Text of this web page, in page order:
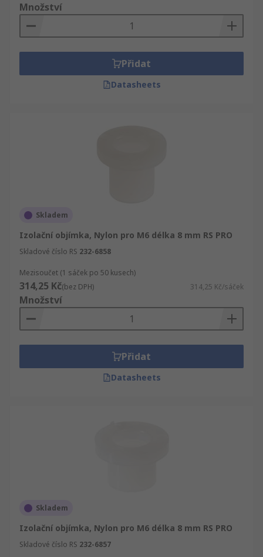
Množství
Přidat
Datasheets
Skladem
Izolační objímka, Nylon pro M6 délka 8 mm RS PRO
Skladové číslo RS 232-6858
Mezisoučet (1 sáček po 50 kusech)
314,25 Kč(bez DPH) 314,25 Kč/sáček
Množství
Přidat
Datasheets
Skladem
Izolační objímka, Nylon pro M6 délka 8 mm RS PRO
Skladové číslo RS 232-6857